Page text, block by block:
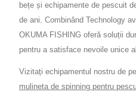
bețe și echipamente de pescuit
de ani. Combinând Technology
OKUMA FISHING oferă soluții
pentru a satisface nevoile unice
Vizitați echipamentul nostru de
mulineta de spinning pentru